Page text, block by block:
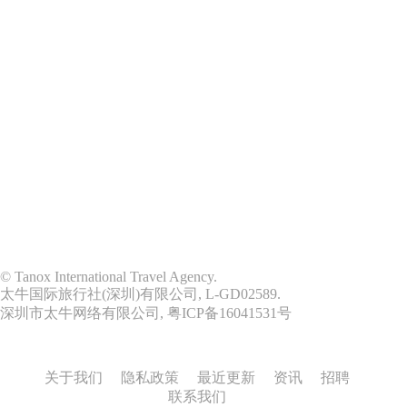
© Tanox International Travel Agency.
太牛国际旅行社(深圳)有限公司, L-GD02589.
深圳市太牛网络有限公司, 粤ICP备16041531号
关于我们 隐私政策 最近更新 资讯
招聘
联系我们